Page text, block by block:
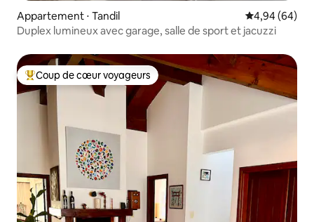
Appartement ⋅ Tandil Évaluation
4,94 (64)
Duplex lumineux avec garage, salle de sport et jacuzzi
Coups de cœur voyageurs les plus appréciés
Coup de cœur voyageurs